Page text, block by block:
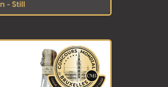
- Still